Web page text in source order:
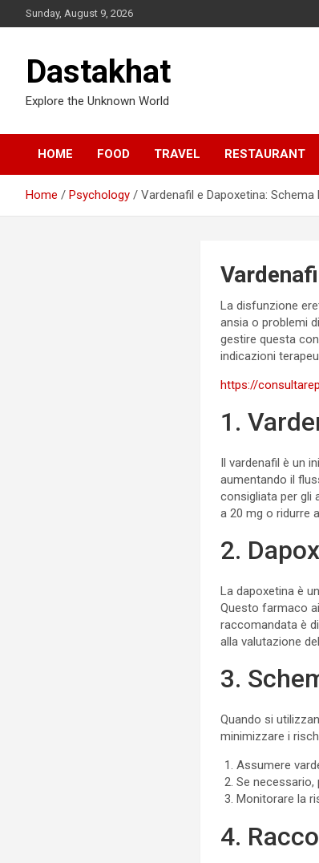
Sunday, August 9, 2026
Dastakhat
Explore the Unknown World
HOME FOOD TRAVEL RESTAURANT
Home Psychology Vardenafil e Dapoxetina:
La disfunzione
ansia o problemi
gestire questa
indicazioni
https://
1.
Il vardenafil è un
aumentando il
consigliata per gli
a 20 mg o ridurre
2.
La dapoxetina è
Questo farmaco
raccomandata è
alla valutazione
3.
Quando si
minimizzare i
Assumere
Se necessario,
Monitorare la
4.